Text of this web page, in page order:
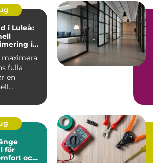
i Luleå:
i
fulla
en
för
och